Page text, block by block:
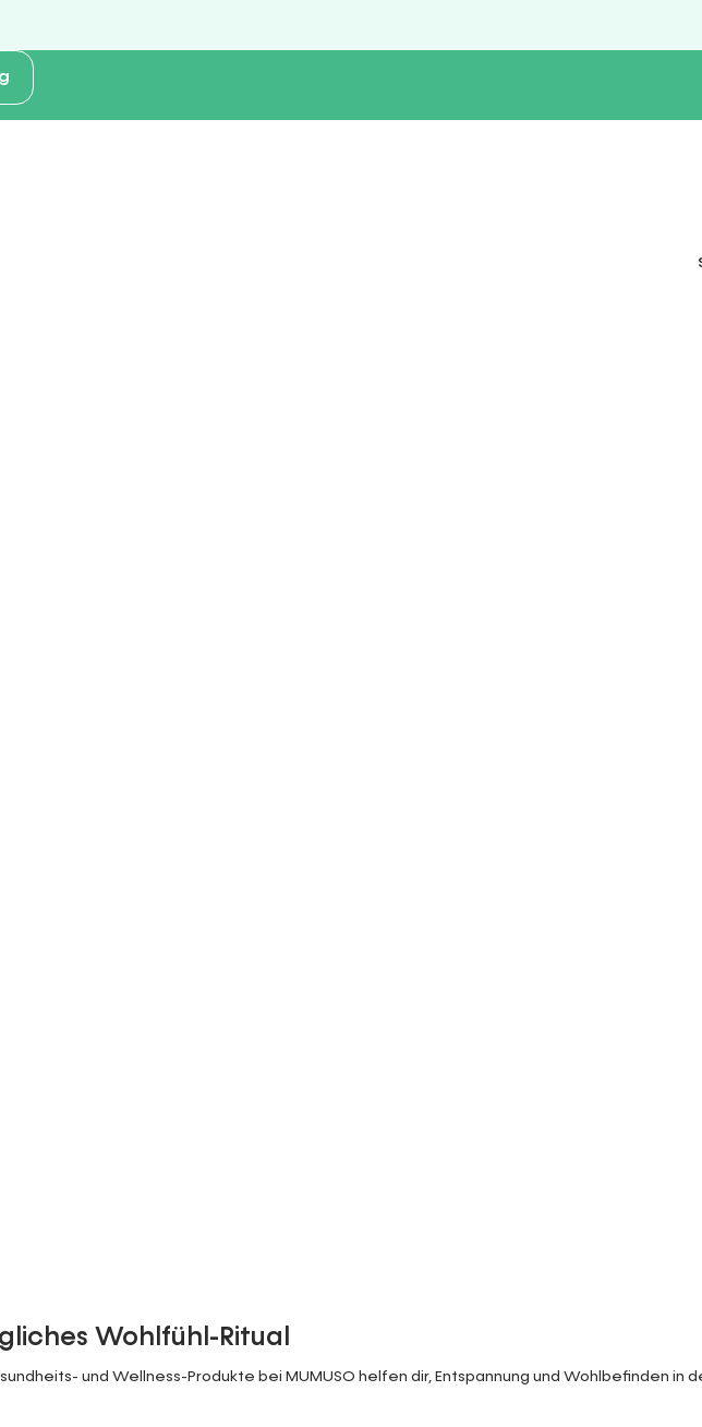
Wohlfühl-Ritual
und Wellness-Produkte bei MUMUSO helfen dir, Entspannung und Wohlbefinden in